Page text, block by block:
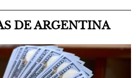
DE ARGENTINA